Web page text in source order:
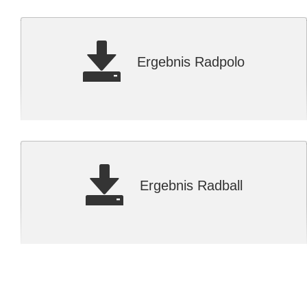
Ergebnis Radpolo
Ergebnis Radball